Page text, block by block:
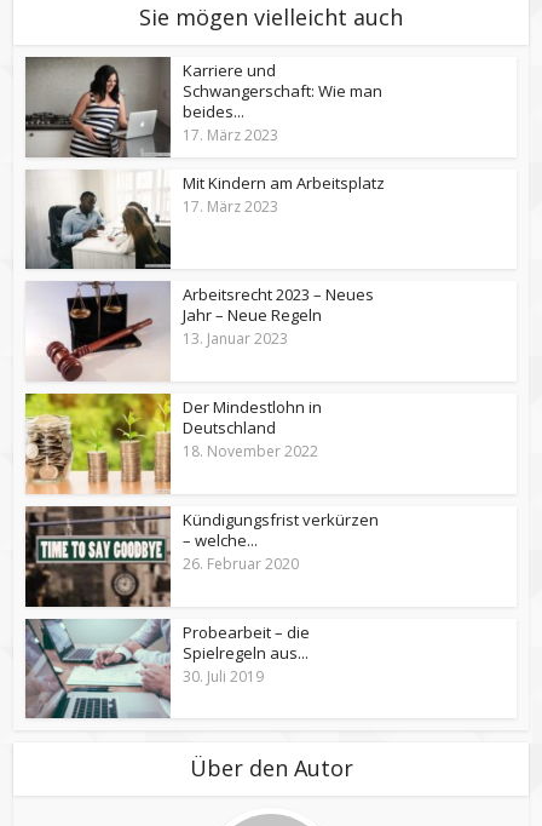
Sie mögen vielleicht auch
Karriere und
Schwangerschaft: Wie man
beides...
17. März 2023
Mit Kindern am Arbeitsplatz
17. März 2023
Arbeitsrecht 2023 – Neues
Jahr – Neue Regeln
13. Januar 2023
Der Mindestlohn in
Deutschland
18. November 2022
Kündigungsfrist verkürzen
– welche...
26. Februar 2020
Probearbeit – die
Spielregeln aus...
30. Juli 2019
Über den Autor